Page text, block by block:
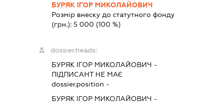
БУРЯК ІГОР МИКОЛАЙОВИЧ
Розмір внеску до статутного фонду
(грн.):5 000 (100 %)
dossier.heads:
БУРЯК ІГОР МИКОЛАЙОВИЧ -
ПІДПИСАНТНЕ МАЄ
dossier.position -
БУРЯК ІГОР МИКОЛАЙОВИЧ -